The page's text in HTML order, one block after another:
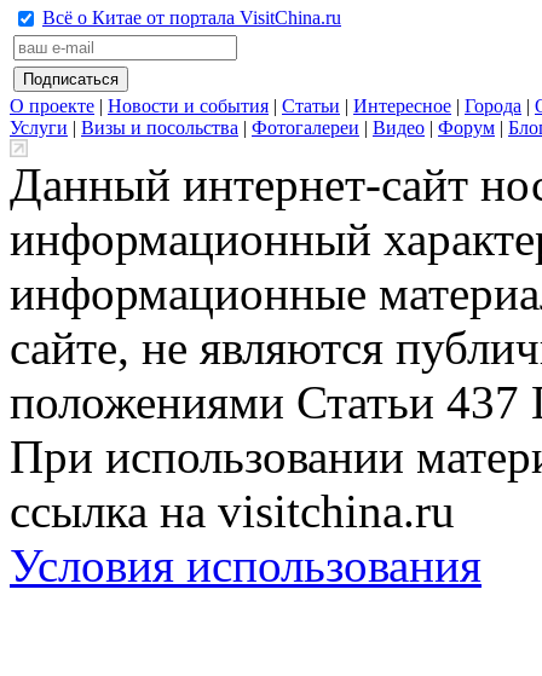
Всё о Китае от портала VisitChina.ru
О проекте | Новости и события | Статьи | Интересное | Города |
Услуги | Визы и посольства | Фотогалереи | Видео | Форум |
Данный интернет-сайт
информационный
информационные
сайте, не являются
положениями Статьи 437
При использовании
ссылка на visitchina.ru
Условия использования